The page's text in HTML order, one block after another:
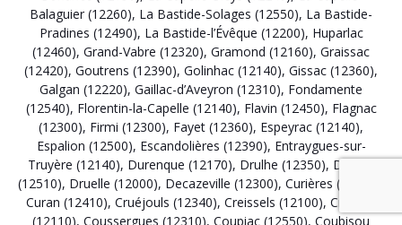
Balaguier (12260), La Bastide-Solages (12550), La Bastide-
Pradines (12490), La Bastide-l’Évêque (12200), Huparlac
(12460), Grand-Vabre (12320), Gramond (12160), Graissac
(12420), Goutrens (12390), Golinhac (12140), Gissac (12360),
Galgan (12220), Gaillac-d’Aveyron (12310), Fondamente
(12540), Florentin-la-Capelle (12140), Flavin (12450), Flagnac
(12300), Firmi (12300), Fayet (12360), Espeyrac (12140),
Espalion (12500), Escandolières (12390), Entraygues-sur-
Truyère (12140), Durenque (12170), Drulhe (12350), Druelle
(12510), Druelle (12000), Decazeville (12300), Curières (12210)
Curan (12410), Cruéjouls (12340), Creissels (12100), Cransac
(12110), Coussergues (12310), Coupiac (12550), Coubisou